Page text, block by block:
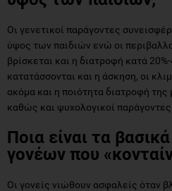
Οι γενετικοί παράγοντες
ύψος των παιδιών ενώ οι
βρίσκεται και η διατροφή κατά
κατατάσσονται και η άσκηση, οι
ακόμα και η ποιότητα διατροφή
καθώς και ψυχολογικοί παράγοντες.
Ποια είναι τα
γονέων που
Οι γονείς νιώθουν ασφαλείς όταν